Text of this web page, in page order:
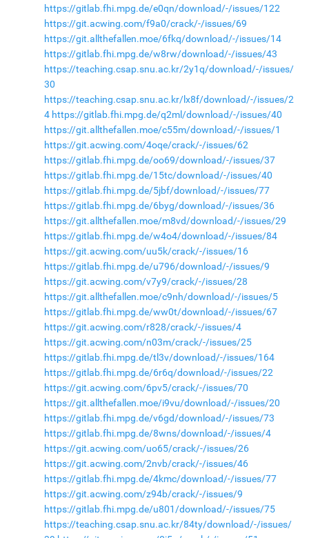
https://gitlab.fhi.mpg.de/e0qn/download/-/issues/122
https://git.acwing.com/f9a0/crack/-/issues/69
https://git.allthefallen.moe/6fkq/download/-/issues/14
https://gitlab.fhi.mpg.de/w8rw/download/-/issues/43
https://teaching.csap.snu.ac.kr/2y1q/download/-/issues/
30
https://teaching.csap.snu.ac.kr/lx8f/download/-/issues/2
4 https://gitlab.fhi.mpg.de/q2ml/download/-/issues/40
https://git.allthefallen.moe/c55m/download/-/issues/1
https://git.acwing.com/4oqe/crack/-/issues/62
https://gitlab.fhi.mpg.de/oo69/download/-/issues/37
https://gitlab.fhi.mpg.de/15tc/download/-/issues/40
https://gitlab.fhi.mpg.de/5jbf/download/-/issues/77
https://gitlab.fhi.mpg.de/6byg/download/-/issues/36
https://git.allthefallen.moe/m8vd/download/-/issues/29
https://gitlab.fhi.mpg.de/w4o4/download/-/issues/84
https://git.acwing.com/uu5k/crack/-/issues/16
https://gitlab.fhi.mpg.de/u796/download/-/issues/9
https://git.acwing.com/v7y9/crack/-/issues/28
https://git.allthefallen.moe/c9nh/download/-/issues/5
https://gitlab.fhi.mpg.de/ww0t/download/-/issues/67
https://git.acwing.com/r828/crack/-/issues/4
https://git.acwing.com/n03m/crack/-/issues/25
https://gitlab.fhi.mpg.de/tl3v/download/-/issues/164
https://gitlab.fhi.mpg.de/6r6q/download/-/issues/22
https://git.acwing.com/6pv5/crack/-/issues/70
https://git.allthefallen.moe/i9vu/download/-/issues/20
https://gitlab.fhi.mpg.de/v6gd/download/-/issues/73
https://gitlab.fhi.mpg.de/8wns/download/-/issues/4
https://git.acwing.com/uo65/crack/-/issues/26
https://git.acwing.com/2nvb/crack/-/issues/46
https://gitlab.fhi.mpg.de/4kmc/download/-/issues/77
https://git.acwing.com/z94b/crack/-/issues/9
https://gitlab.fhi.mpg.de/u801/download/-/issues/75
https://teaching.csap.snu.ac.kr/84ty/download/-/issues/